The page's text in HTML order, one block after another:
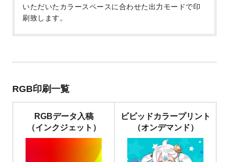
いただいたカラースペースに合わせた出力モードで印
刷致します。
RGB印刷一覧
RGBデータ入稿
（インクジェット）
ビビッドカラープリント
（オンデマンド）